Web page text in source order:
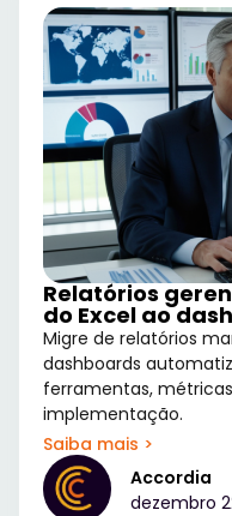
Relatórios
do Excel ao
Migre de relatórios
dashboards
ferramentas,
implementação.
Saiba mais >
Accordia
dezembro